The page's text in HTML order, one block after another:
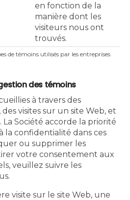
de témoins utilisés par les entreprises
en fonction de la
manière dont les
visiteurs nous ont
trouvés.
des témoins
à travers des
visites sur un site Web, et
La Société accorde la priorité
la confidentialité dans ces
ou supprimer les
votre consentement aux
veuillez suivre les
visite sur le site Web, une